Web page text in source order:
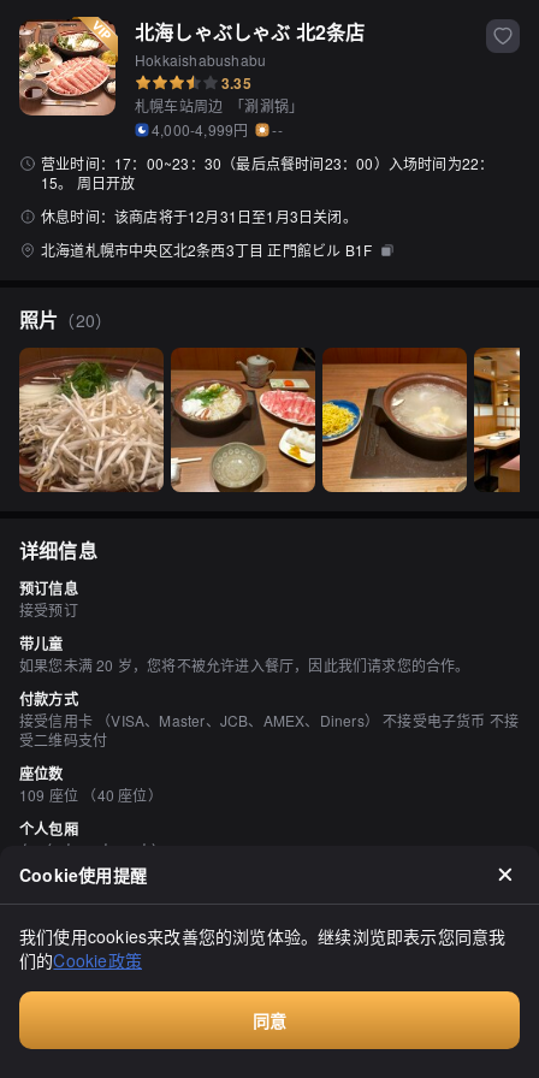
北海しゃぶしゃぶ 北2条店
Hokkaishabushabu
3.35
札幌车站周边 「涮涮锅」
4,000-4,999円
--
营业时间： 17：00~23：30（最后点餐时间23：00）入场时间为22：
15。 周日开放
休息时间： 该商店将于12月31日至1月3日关闭。
北海道札幌市中央区北2条西3丁目 正門館ビル B1F
照片 （20）
详细信息
预订信息
接受预订
带儿童
如果您未满 20 岁，您将不被允许进入餐厅，因此我们请求您的合作。
付款方式
接受信用卡 （VISA、Master、JCB、AMEX、Diners） 不接受电子货币 不接
受二维码支付
座位数
109 座位 （40 座位）
个人包厢
有 （2人、4人、6人）
吸烟与禁烟
所有座位均可吸烟 20岁以下的人不得进入商店。 感谢您的合作。 《被动吸烟
对策法》（修订后的健康促进法）自2020年4月1日起生效，可能与最新信息
有所不同，因此请在访问商店之前与商店确认。
无
空间与设备
宁静的空间、座位宽敞、有榻榻米区域
Cookie使用提醒
我们使用cookies来改善您的浏览体验。继续浏览即表示您同意我
们的Cookie政策
同意